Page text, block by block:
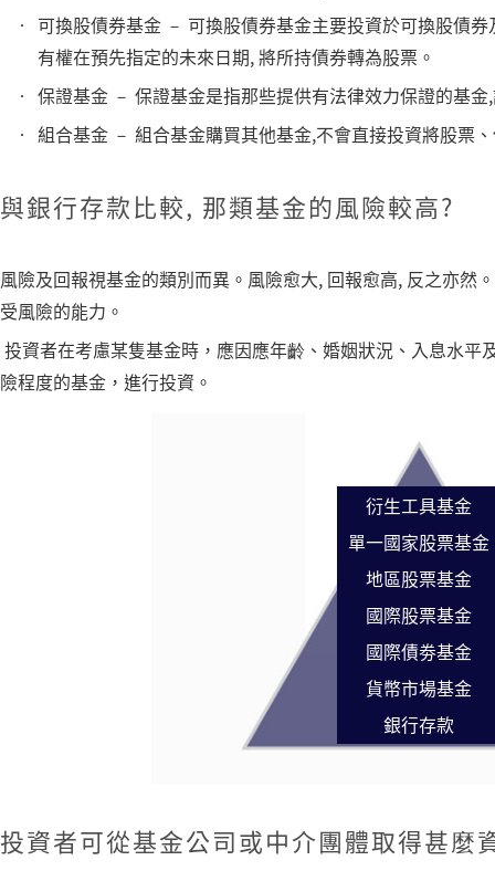
可換股債券基金 － 可換股債券基金主要投資於可換股債
有權在預先指定的未來日期, 將所持債券轉為股票。
保證基金 － 保證基金是指那些提供有法律效力保證的基
組合基金 － 組合基金購買其他基金,不會直接投資將股票
與銀行存款比較, 那類基金的風險較高?
風險及回報視基金的類別而異。風險愈大, 回報愈高, 反之亦然
受風險的能力。
投資者在考慮某隻基金時，應因應年齡、婚姻狀況、入息水
險程度的基金，進行投資。
投資者可從基金公司或中介團體取得甚麼
衍生工具基金
地區股票基金
國際債劵基金
單一國家股票基金
國際股票基金
貨幣市場基金
銀行存款